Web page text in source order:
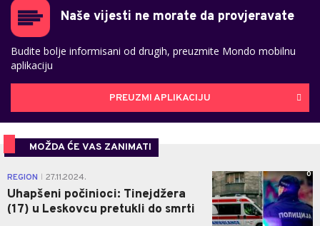
Naše vijesti ne morate da provjeravate
Budite bolje informisani od drugih, preuzmite Mondo mobilnu
aplikaciju
PREUZMI APLIKACIJU
MOŽDA ĆE VAS ZANIMATI
REGION 27.11.2024.
Uhapšeni počinioci: Tinejdžera
(17) u Leskovcu pretukli do smrti
0